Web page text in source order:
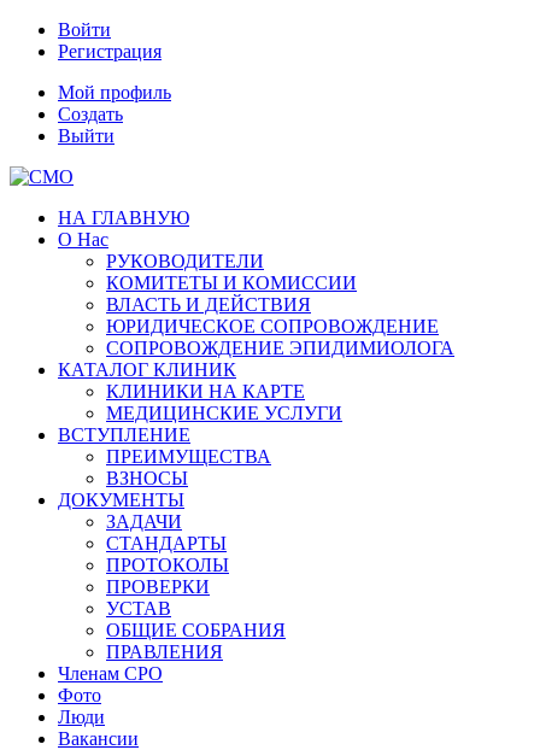
Войти
Регистрация
Мой профиль
Создать
Выйти
НА ГЛАВНУЮ
О Нас
РУКОВОДИТЕЛИ
КОМИТЕТЫ И КОМИССИИ
ВЛАСТЬ И ДЕЙСТВИЯ
ЮРИДИЧЕСКОЕ СОПРОВОЖДЕНИЕ
СОПРОВОЖДЕНИЕ ЭПИДИМИОЛОГА
КАТАЛОГ КЛИНИК
КЛИНИКИ НА КАРТЕ
МЕДИЦИНСКИЕ УСЛУГИ
ВСТУПЛЕНИЕ
ПРЕИМУЩЕСТВА
ВЗНОСЫ
ДОКУМЕНТЫ
ЗАДАЧИ
СТАНДАРТЫ
ПРОТОКОЛЫ
ПРОВЕРКИ
УСТАВ
ОБЩИЕ СОБРАНИЯ
ПРАВЛЕНИЯ
Членам СРО
Фото
Люди
Вакансии